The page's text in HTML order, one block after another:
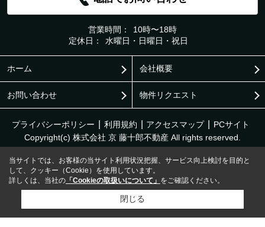
営業時間：
10時〜18時
定休日：
水曜日・日曜日・祝日
ホーム 会社概要
お問い合わせ 物件リクエスト
プライバシーポリシー 利用規約 アクセスマップ
PCサイト
Copyright(c) 株式会社 京 藤十郎不動産 All rights reserved.
当サイトでは、お客様の当サイト利用状況把握、サービス向上検討を目的と
して、クッキー（Cookie）を使用しています。
詳しくは、当社の 「Cookieの取扱いについて」 をご確認ください。
閉じる